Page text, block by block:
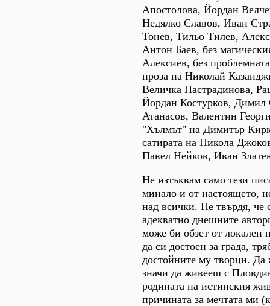
Апостолова, Йордан
Недялко Славов, Иван
Тонев, Тильо Тилев,
Антон Баев, без
Алексиев, без
проза на Николай
Величка Настрадинова,
Йордан Костурков,
Атанасов, Валентин
"Хълмът" на Димитър
сатирата на Никола
Павел Нейков, Иван
Не изтъквам само тези
минало и от настоящето,
над всички. Не твърдя, че
адекватно днешните
може би обзет от локален
да си достоен за града,
достойните му творци.
значи да живееш с
родината на истинския
причината за мечтата ми